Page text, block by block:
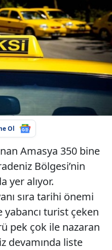
Ol
Amasya 350 bine
Bölgesi’nin
yer alıyor.
sıra tarihi önemi
turist çeken
pek çok ile nazaran
devamında liste